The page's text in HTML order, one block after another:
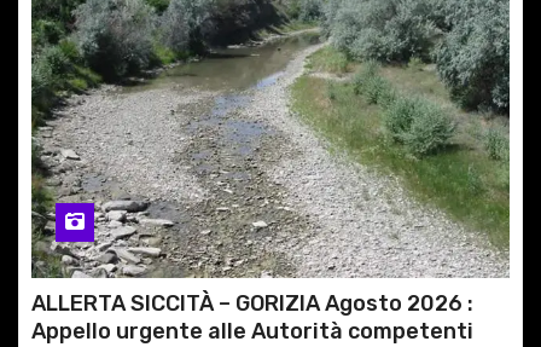
t
i
c
o
l
i
ALLERTA SICCITÀ – GORIZIA Agosto 2026 :
Appello urgente alle Autorità competenti